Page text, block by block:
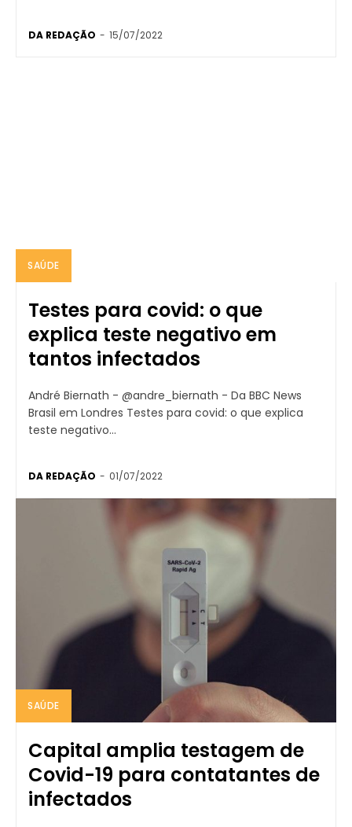
DA REDAÇÃO - 15/07/2022
SAÚDE
Testes para covid: o que
explica teste negativo em
tantos infectados
André Biernath - @andre_biernath - Da BBC News
Brasil em Londres Testes para covid: o que explica
teste negativo...
DA REDAÇÃO - 01/07/2022
SAÚDE
Capital amplia testagem de
Covid-19 para contatantes de
infectados